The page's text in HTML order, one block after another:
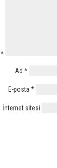
*
Ad *
E-posta *
İnternet sitesi